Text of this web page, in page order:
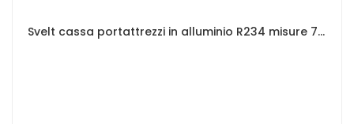
Svelt cassa portattrezzi in alluminio R234 misure 772 x 525 x 645 mm